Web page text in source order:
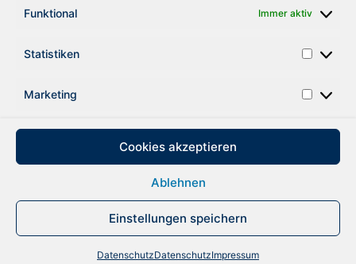
Funktional Immer aktiv
Statistiken
Marketing
Cookies akzeptieren
Ablehnen
Einstellungen speichern
DatenschutzDatenschutzImpressum
nur von der Nordseeküste, sondern angel am
DATENSCHUTZ IMPRESSUM